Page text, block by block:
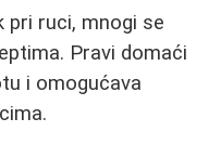
pri ruci, mnogi se
Pravi domaći
i omogućava